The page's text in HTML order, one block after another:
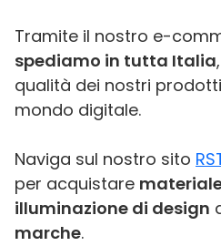
Tramite il nostro e-
spediamo in tutta Italia
qualità dei nostri
mondo digitale.
Naviga sul nostro sito
per acquistare
illuminazione di design
marche.